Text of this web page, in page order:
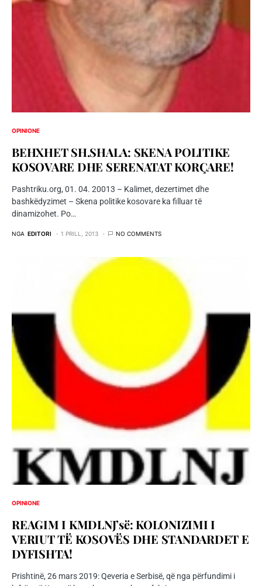
OPINIONE
BEHXHET SH.SHALA: SKENA POLITIKE
KOSOVARE DHE SERENATAT KORÇARE!
Pashtriku.org, 01. 04. 20013 – Kalimet, dezertimet dhe
bashkëdyzimet – Skena politike kosovare ka filluar të
dinamizohet. Po…
NGA EDITORI 1 PRILL, 2013 NO COMMENTS
OPINIONE
REAGIM I KMDLNJ’së: KOLONIZIMI I
VERIUT TË KOSOVËS DHE STANDARDET E
DYFISHTA!
Prishtinë, 26 mars 2019: Qeveria e Serbisë, që nga përfundimi i